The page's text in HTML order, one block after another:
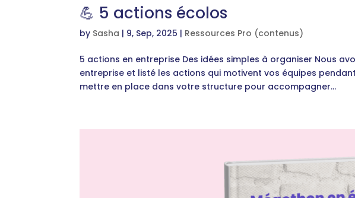
💪 5 actions écolos
by Sasha | 9, Sep, 2025 | Ressources Pro (contenus)
5 actions en entreprise Des idées simples à organiser Nous
entreprise et listé les actions qui motivent vos équipes
mettre en place dans votre structure pour accompagner...